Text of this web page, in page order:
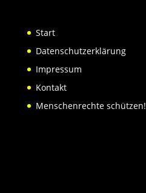
Start
Datenschutzerklärung
Impressum
Kontakt
Menschenrechte schützen!